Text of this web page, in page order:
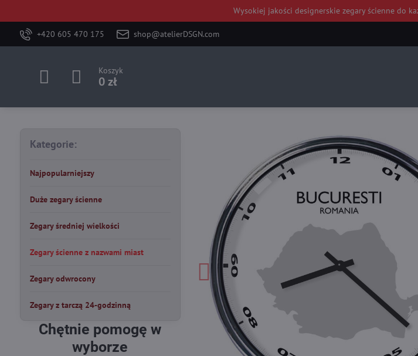
Wysokiej jakościdesignerskie zegary ścienne do
+420 605 470 175 shop@atelierDSGN.com
Koszyk
0 zł
Kategorie:
Najpopularniejszy
Duże zegary ścienne
Zegary średniej wielkości
Zegary ścienne z nazwami miast
Zegary odwrocony
Zegary z tarczą 24-godzinną
Chętnie pomogę w
wyborze